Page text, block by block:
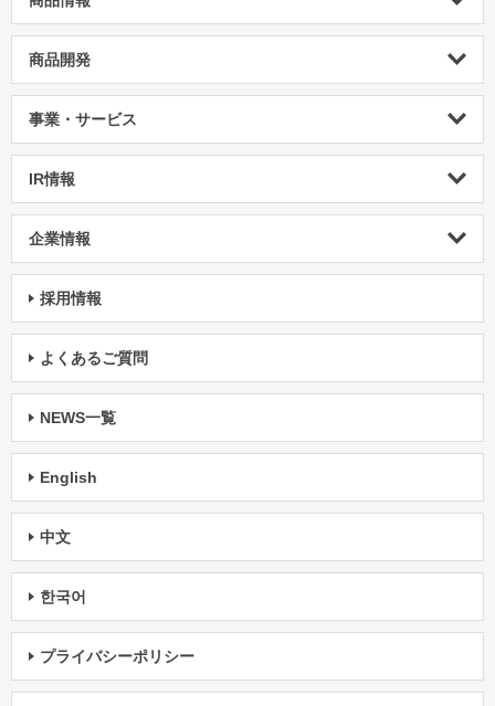
商品開発
事業・サービス
IR情報
企業情報
採用情報
よくあるご質問
NEWS一覧
English
中文
한국어
プライバシーポリシー